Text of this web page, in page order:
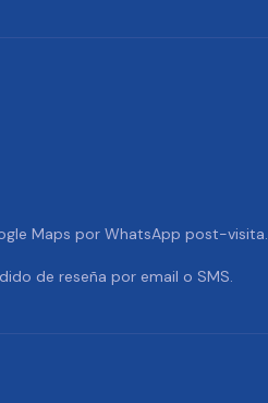
Maps por WhatsApp post-visita.
de reseña por email o SMS.